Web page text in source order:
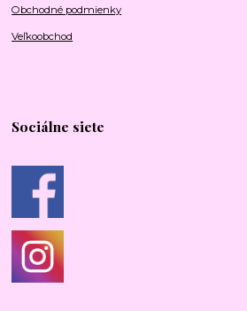
Obchodné podmienky
Veľkoobchod
Sociálne siete